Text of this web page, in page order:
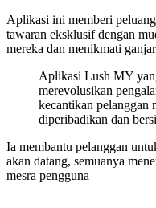
Aplikasi ini memberi
tawaran eksklusif dengan
mereka dan menikmati
Aplikasi Lush MY
merevolusikan
kecantikan pelanggan
diperibadikan dan
Ia membantu pelanggan
akan datang, semuanya
mesra pengguna